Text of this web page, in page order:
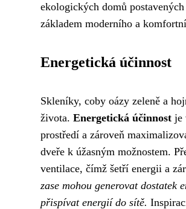
ekologických domů
základem moderního a
Energetická účinnost
Skleníky, coby oázy zeleně a
života. Energetická účinnost je
prostředí a zároveň
dveře k úžasným možnostem.
ventilace, čímž šetří energii a
zase mohou generovat dostatek
přispívat energií do sítě.